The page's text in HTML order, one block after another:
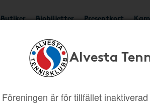
Butiker Biobiljetter Presentkort
Alvesta
Föreningen är för tillfället